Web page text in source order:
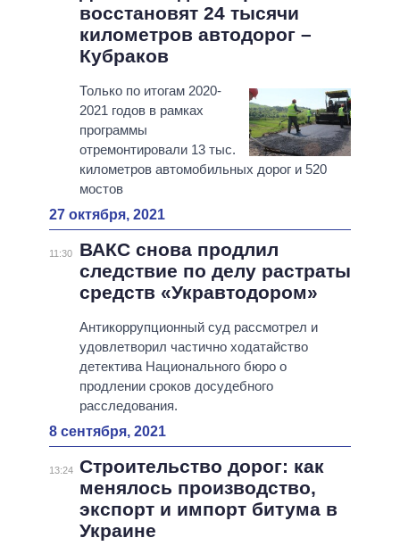
восстановят 24 тысячи
километров автодорог –
Кубраков
Только по итогам 2020-
2021 годов в рамках
программы
отремонтировали 13 тыс.
километров автомобильных дорог и 520
мостов
27 октября, 2021
11:30
ВАКС снова продлил
следствие по делу растраты
средств «Укравтодором»
Антикоррупционный суд рассмотрел и
удовлетворил частично ходатайство
детектива Национального бюро о
продлении сроков досудебного
расследования.
8 сентября, 2021
13:24 Строительство дорог: как
менялось производство,
экспорт и импорт битума в
Украине